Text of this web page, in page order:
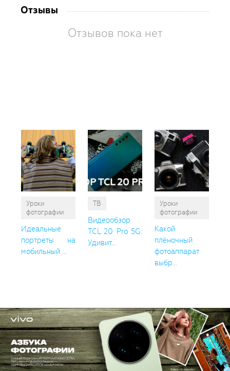
Отзывы
Отзывов пока нет
Уроки
фотографии
Идеальные
портреты на
мобильный ...
ТВ
Видеообзор
TCL 20 Pro 5G:
Удивит...
Уроки
фотографии
Какой
плёночный
фотоаппарат
выбр...